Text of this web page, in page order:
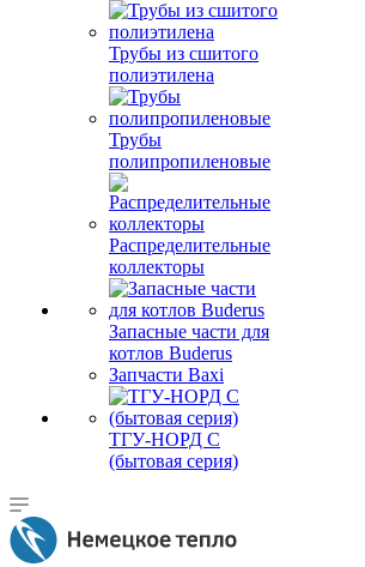
Трубы из сшитого
полиэтилена
Трубы
полипропиленовые
Распределительные
коллекторы
Запасные части для
котлов Buderus
Запчасти Baxi
ТГУ-НОРД С
(бытовая серия)